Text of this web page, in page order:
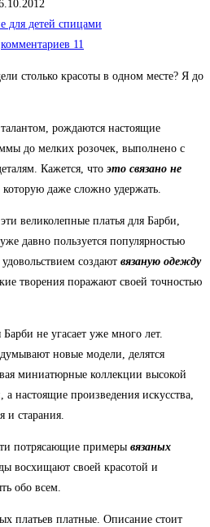
для детей спицами
комментариев 11
столько красоты в одном месте? Я до
талантом, рождаются настоящие
до мелких розочек, выполнено с
Кажется, чтоэто связано не
даже сложно удержать.
великолепные платья для Барби,
давно пользуется популярностью
создают вязаную одежду
творения поражают своей точностью
не угасает уже много лет.
новые модели, делятся
миниатюрные коллекции высокой
настоящие произведения искусства,
и старания.
потрясающие примеры вязаных
восхищают своей красотой и
обо всем.
платьев платные. Описание стоит